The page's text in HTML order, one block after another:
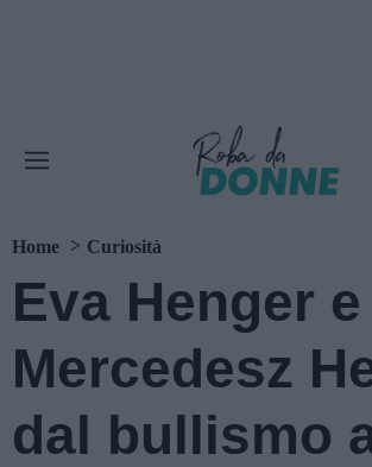
Home Curiosità
Eva Henger e
Mercedesz
dal bullismo